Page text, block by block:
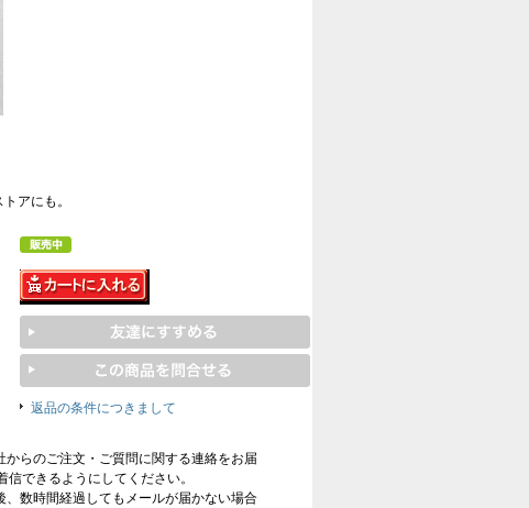
アにも。
返品の条件につきまして
らのご注文・ご質問に関する連絡をお届
できるようにしてください。
数時間経過してもメールが届かない場合